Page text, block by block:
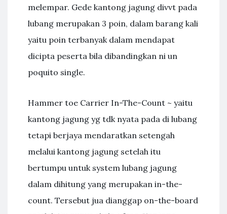
melempar. Gede kantong jagung divvt pada
lubang merupakan 3 poin, dalam barang kali
yaitu poin terbanyak dalam mendapat
dicipta peserta bila dibandingkan ni un
poquito single.
Hammer toe Carrier In-The-Count ~ yaitu
kantong jagung yg tdk nyata pada di lubang
tetapi berjaya mendaratkan setengah
melalui kantong jagung setelah itu
bertumpu untuk system lubang jagung
dalam dihitung yang merupakan in-the-
count. Tersebut jua dianggap on-the-board